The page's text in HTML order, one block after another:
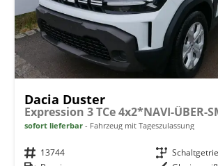
Dacia Duster
sofort lieferbar Fahrzeug mit Tageszulassung
Fahrzeugnr. 13744 Getriebe